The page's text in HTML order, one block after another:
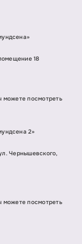
18
можете посмотреть
2»
Чернышевского,
можете посмотреть